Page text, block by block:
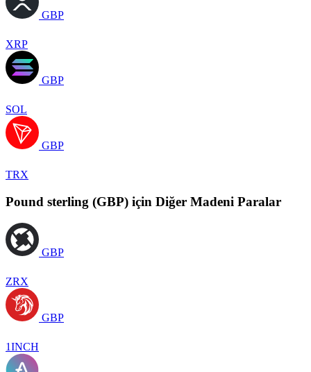
GBP
XRP
GBP
SOL
GBP
TRX
Pound sterling (GBP) için Diğer Madeni Paralar
GBP
ZRX
GBP
1INCH